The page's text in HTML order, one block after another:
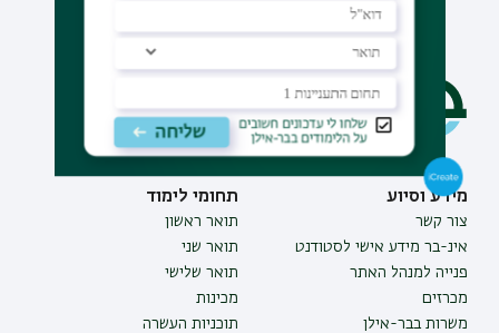
מידע וסיוע
צור קשר
אינ-בר מידע אישי לסטודנט
פנייה למנהל האתר
מכרזים
משרות בבר-אילן
תחומי לימוד
תואר ראשון
תואר שני
תואר שלישי
מכינות
תוכניות העשרה